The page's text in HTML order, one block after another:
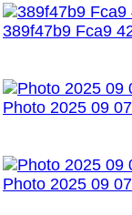
389f47b9 Fca9
Photo 2025 09
Photo 2025 09